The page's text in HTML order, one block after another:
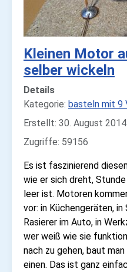
Kleinen Motor
selber wickeln
Details
Kategorie: basteln mit 9
Erstellt: 30. August 2014
Zugriffe: 59156
Es ist faszinierend
wie er sich dreht,
leer ist. Motoren
vor: in Küchengeräten, in
Rasierer im Auto, in
wer weiß wie sie
nach zu gehen, baut
einen. Das ist ganz